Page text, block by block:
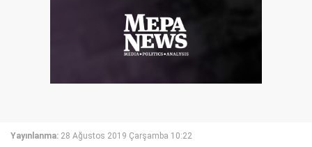
Yayınlanma: 28 Ağustos 2019 Çarşamba 10:22